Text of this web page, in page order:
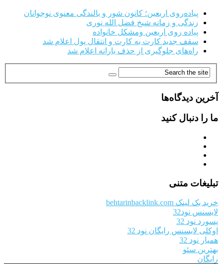
پیاده‌روی اربعین؛ کانون شور و بالندگی معنوی نوجوانان
زندگی و زمانه شیخ فضل الله نوری
پیاده روی اربعین ومشکل خانواده
سقف جدید کارت به کارت و انتقال پول اعلام شد
راه‌های جلوگیری از حذف یارانه اعلام شد
آخرین دیدگاه‌ها
ما را دنبال کنید
تبلیغات متنی
خرید بک لینک behtarinbacklink.com
لایسنس نود32
پسورد نود 32
اوکلی لایسنس رایگان نود 32
همیار نود 32
بهترین سئو
رایگان